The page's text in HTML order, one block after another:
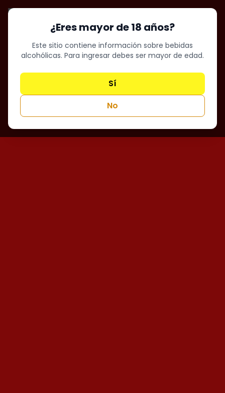
¿Eres mayor de 18 años?
Este sitio contiene información sobre bebidas
alcohólicas. Para ingresar debes ser mayor de edad.
Sí
No